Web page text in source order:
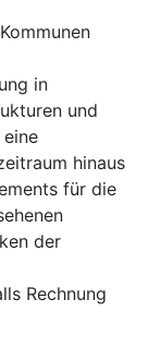
in
und
hinaus
für die
der
Rechnung